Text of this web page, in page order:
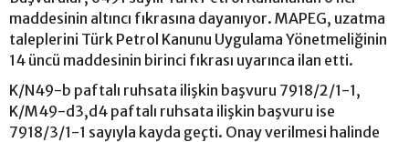
maddesinin altıncı fıkrasına dayanıyor. MAPEG, uzatma
taleplerini Türk Petrol Kanunu Uygulama Yönetmeliğinin
14 üncü maddesinin birinci fıkrası uyarınca ilan etti.
K/N49-b paftalı ruhsata ilişkin başvuru 7918/2/1-1,
K/M49-d3,d4 paftalı ruhsata ilişkin başvuru ise
7918/3/1-1 sayıyla kayda geçti. Onay verilmesi halinde